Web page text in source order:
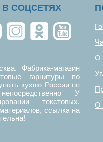
В СОЦСЕТЯХ
Фабрика-магазин
гарнитуры по
кухню России не
У
текстовых,
ссылка на
О
О